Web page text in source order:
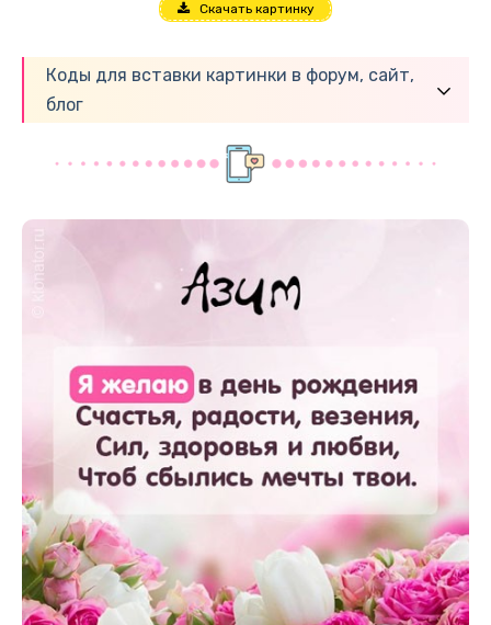
Скачать картинку
Коды для вставки картинки в форум, сайт,
блог